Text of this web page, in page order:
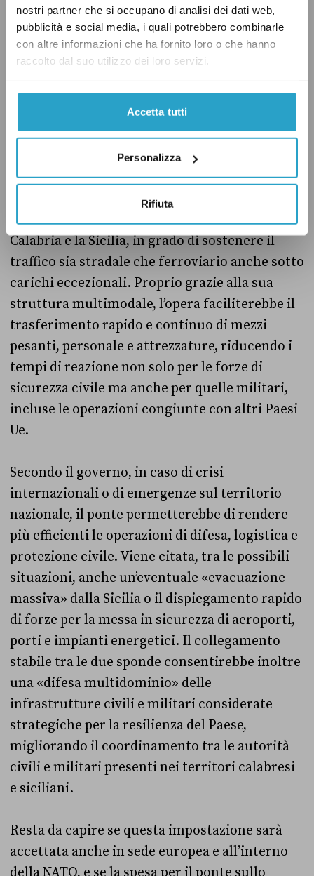
nostri partner che si occupano di analisi dei dati web,
pubblicità e social media, i quali potrebbero combinarle
con altre informazioni che ha fornito loro o che hanno
raccolto dal suo utilizzo dei loro servizi.
Accetta tutti
Personalizza
Rifiuta
«inerenti la difesa del territorio nazionale ed
europeo».
Military Mobility Action Plan, il piano
dell’Unione europea che mira a migliorare la
capacità di spostamento rapido delle truppe
sul territorio del continente. Secondo il
governo, il ponte «si inserirebbe
perfettamente in questa strategia», poiché
offrirebbe un collegamento stabile tra la
Calabria e la Sicilia, in grado di sostenere il
traffico sia stradale che ferroviario anche sotto
carichi eccezionali. Proprio grazie alla sua
struttura multimodale, l’opera faciliterebbe il
trasferimento rapido e continuo di mezzi
pesanti, personale e attrezzature, riducendo i
tempi di reazione non solo per le forze di
sicurezza civile ma anche per quelle militari,
incluse le operazioni congiunte con altri Paesi
Ue.
Secondo il governo, in caso di crisi
internazionali o di emergenze sul territorio
nazionale, il ponte permetterebbe di rendere
più efficienti le operazioni di difesa, logistica e
protezione civile. Viene citata, tra le possibili
situazioni, anche un’eventuale «evacuazione
massiva» dalla Sicilia o il dispiegamento rapido
di forze per la messa in sicurezza di aeroporti,
porti e impianti energetici. Il collegamento
stabile tra le due sponde consentirebbe inoltre
una «difesa multidominio» delle
infrastrutture civili e militari considerate
strategiche per la resilienza del Paese,
migliorando il coordinamento tra le autorità
civili e militari presenti nei territori calabresi
e siciliani.
Resta da capire se questa impostazione sarà
accettata anche in sede europea e all’interno
della NATO, e se la spesa per il ponte sullo